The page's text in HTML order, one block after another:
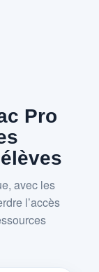
Pro
avec les
l’accès